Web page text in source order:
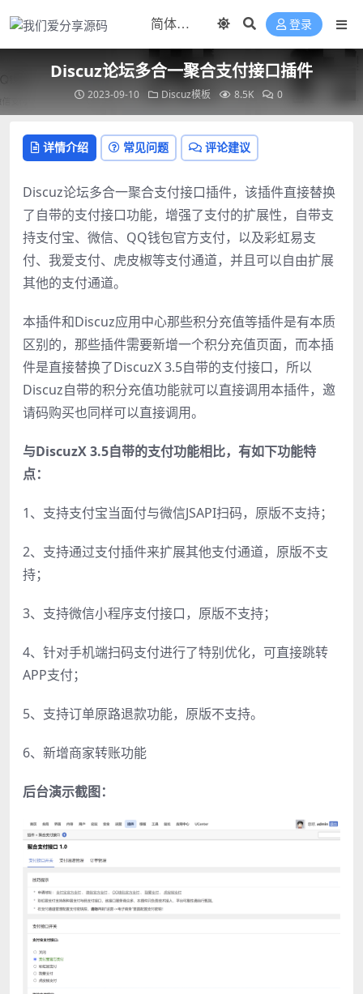
登录
Discuz论坛多合一聚合支付接口插件
2023-09-10 Discuz模板 8.5K 0
详情介绍 常见问题 评论建议
Discuz论坛多合一聚合支付接口插件，该插件直接替换
了自带的支付接口功能，增强了支付的扩展性，自带支
持支付宝、微信、QQ钱包官方支付，以及彩虹易支
付、我爱支付、虎皮椒等支付通道，并且可以自由扩展
其他的支付通道。
本插件和Discuz应用中心那些积分充值等插件是有本质
区别的，那些插件需要新增一个积分充值页面，而本插
件是直接替换了DiscuzX 3.5自带的支付接口，所以
Discuz自带的积分充值功能就可以直接调用本插件，邀
请码购买也同样可以直接调用。
与DiscuzX 3.5自带的支付功能相比，有如下功能特
点：
1、支持支付宝当面付与微信JSAPI扫码，原版不支持；
2、支持通过支付插件来扩展其他支付通道，原版不支
持；
3、支持微信小程序支付接口，原版不支持；
4、针对手机端扫码支付进行了特别优化，可直接跳转
APP支付；
5、支持订单原路退款功能，原版不支持。
6、新增商家转账功能
后台演示截图：